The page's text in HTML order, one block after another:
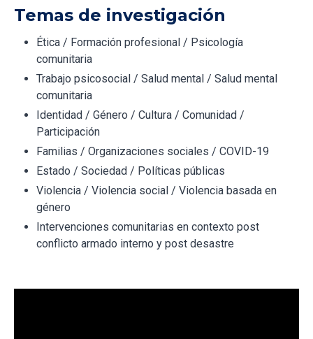
Temas de investigación
Ética / Formación profesional / Psicología
comunitaria
Trabajo psicosocial / Salud mental / Salud mental
comunitaria
Identidad / Género / Cultura / Comunidad /
Participación
Familias / Organizaciones sociales / COVID-19
Estado / Sociedad / Políticas públicas
Violencia / Violencia social / Violencia basada en
género
Intervenciones comunitarias en contexto post
conflicto armado interno y post desastre